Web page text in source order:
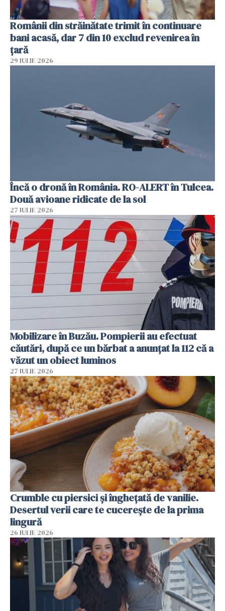
Românii din străinătate trimit în continuare
bani acasă, dar 7 din 10 exclud revenirea în
țară
29 IULIE 2026
Încă o dronă în România. RO-ALERT în Tulcea.
Două avioane ridicate de la sol
27 IULIE 2026
Mobilizare în Buzău. Pompierii au efectuat
căutări, după ce un bărbat a anunțat la 112 că a
văzut un obiect luminos
27 IULIE 2026
Crumble cu piersici și înghețată de vanilie.
Desertul verii care te cucerește de la prima
lingură
26 IULIE 2026